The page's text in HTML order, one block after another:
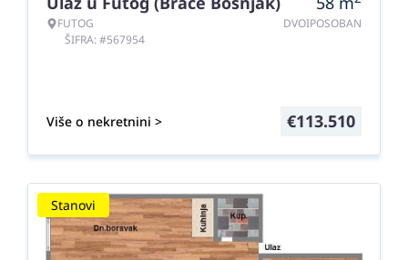
FUTOG
ŠIFRA: #567954
DVOIPOSOBAN
Više o nekretnini > €113.510
Stanovi